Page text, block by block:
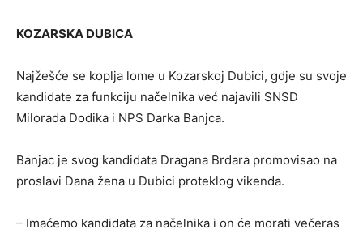
KOZARSKA DUBICA
Najžešće se koplja lome u Kozarskoj Dubici, gdje su svoje
kandidate za funkciju načelnika već najavili SNSD
Milorada Dodika i NPS Darka Banjca.
Banjac je svog kandidata Dragana Brdara promovisao na
proslavi Dana žena u Dubici proteklog vikenda.
– Imaćemo kandidata za načelnika i on će morati večeras